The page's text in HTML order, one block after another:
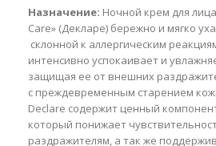
Назначение: Ночной крем для
Care» (Декларе) бережно и мягко
склонной к аллергическим
интенсивно успокаивает и
защищая ее от внешних
с преждевременным старением
Declare содержит ценный
который понижает
раздражителям, а так же